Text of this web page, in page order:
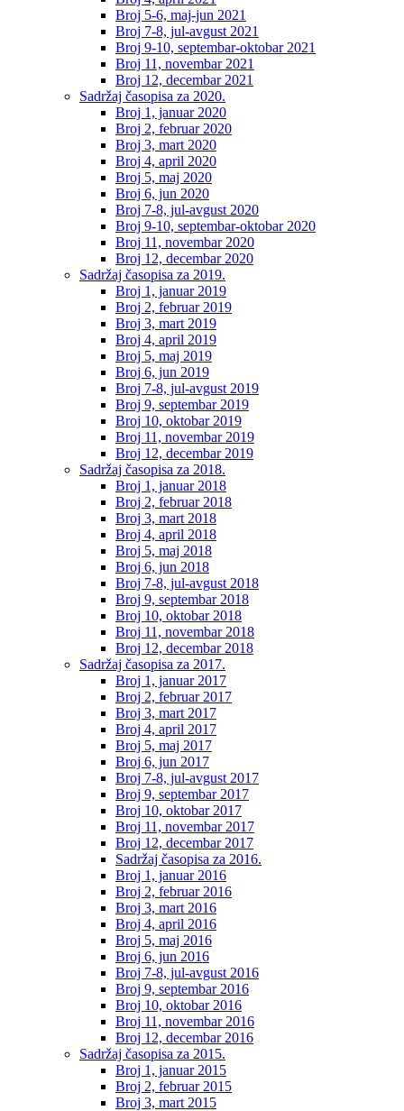
Broj 5-6, maj-jun 2021
Broj 7-8, jul-avgust 2021
Broj 9-10, septembar-oktobar 2021
Broj 11, novembar 2021
Broj 12, decembar 2021
Sadržaj časopisa za 2020.
Broj 1, januar 2020
Broj 2, februar 2020
Broj 3, mart 2020
Broj 4, april 2020
Broj 5, maj 2020
Broj 6, jun 2020
Broj 7-8, jul-avgust 2020
Broj 9-10, septembar-oktobar 2020
Broj 11, novembar 2020
Broj 12, decembar 2020
Sadržaj časopisa za 2019.
Broj 1, januar 2019
Broj 2, februar 2019
Broj 3, mart 2019
Broj 4, april 2019
Broj 5, maj 2019
Broj 6, jun 2019
Broj 7-8, jul-avgust 2019
Broj 9, septembar 2019
Broj 10, oktobar 2019
Broj 11, novembar 2019
Broj 12, decembar 2019
Sadržaj časopisa za 2018.
Broj 1, januar 2018
Broj 2, februar 2018
Broj 3, mart 2018
Broj 4, april 2018
Broj 5, maj 2018
Broj 6, jun 2018
Broj 7-8, jul-avgust 2018
Broj 9, septembar 2018
Broj 10, oktobar 2018
Broj 11, novembar 2018
Broj 12, decembar 2018
Sadržaj časopisa za 2017.
Broj 1, januar 2017
Broj 2, februar 2017
Broj 3, mart 2017
Broj 4, april 2017
Broj 5, maj 2017
Broj 6, jun 2017
Broj 7-8, jul-avgust 2017
Broj 9, septembar 2017
Broj 10, oktobar 2017
Broj 11, novembar 2017
Broj 12, decembar 2017
Sadržaj časopisa za 2016.
Broj 1, januar 2016
Broj 2, februar 2016
Broj 3, mart 2016
Broj 4, april 2016
Broj 5, maj 2016
Broj 6, jun 2016
Broj 7-8, jul-avgust 2016
Broj 9, septembar 2016
Broj 10, oktobar 2016
Broj 11, novembar 2016
Broj 12, decembar 2016
Sadržaj časopisa za 2015.
Broj 1, januar 2015
Broj 2, februar 2015
Broj 3, mart 2015